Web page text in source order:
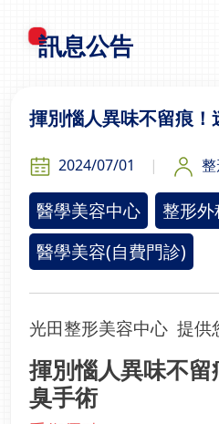
訊息公告
揮別惱人異味不留痕
2024/07/01
醫學美容中心
整形外
醫學美容(自費門診)
光田整形美容中心 提供
揮別惱人異味不
臭手術